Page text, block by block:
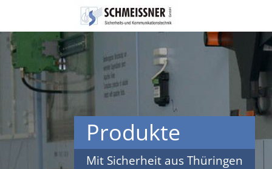
Skip
navigation
Produkte
Mit Sicherheit aus Thüringen